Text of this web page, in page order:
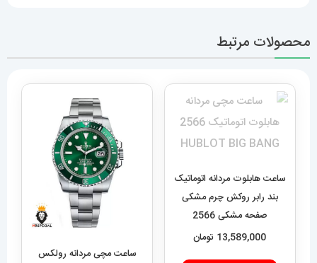
محصولات مرتبط
ساعت هابلوت مردانه اتوماتیک
بند رابر روکش چرم مشکی
صفحه مشکی 2566
HUBLOT BIG BANG
13,589,000 تومان
ساعت مچی مردانه رولکس